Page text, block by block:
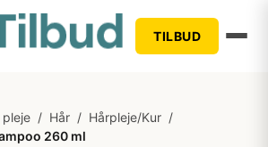
TILBUD
pleje / Hår / Hårpleje/Kur /
260 ml